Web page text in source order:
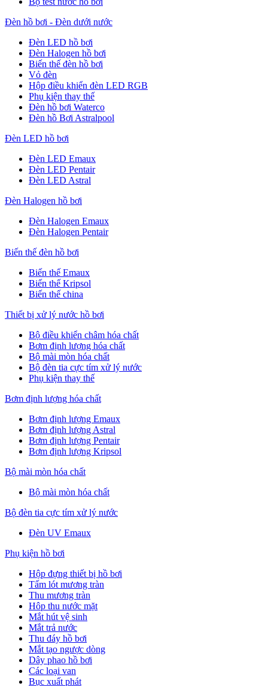
Đèn hồ bơi - Đèn dưới nước
Đèn LED hồ bơi
Đèn Halogen hồ bơi
Biến thế đèn hồ bơi
Vỏ đèn
Hộp điều khiển đèn LED RGB
Phụ kiện thay thế
Đèn hồ bơi Waterco
Đèn hồ Bơi Astralpool
Đèn LED hồ bơi
Đèn LED Emaux
Đèn LED Pentair
Đèn LED Astral
Đèn Halogen hồ bơi
Đèn Halogen Emaux
Đèn Halogen Pentair
Biến thế đèn hồ bơi
Biến thế Emaux
Biến thế Kripsol
Biến thế china
Thiết bị xử lý nước hồ bơi
Bộ điều khiển châm hóa chất
Bơm định lượng hóa chất
Bộ mài mòn hóa chất
Bộ đèn tia cực tím xử lý nước
Phụ kiện thay thế
Bơm định lượng hóa chất
Bơm định lượng Emaux
Bơm định lượng Astral
Bơm định lượng Pentair
Bơm định lượng Kripsol
Bộ mài mòn hóa chất
Bộ mài mòn hóa chất
Bộ đèn tia cực tím xử lý nước
Đèn UV Emaux
Phụ kiện hồ bơi
Hộp đựng thiết bị hồ bơi
Tấm lót mương tràn
Thu mương tràn
Hôp thu nước mặt
Mắt hút vệ sinh
Mắt trả nước
Thu đáy hồ bơi
Mắt tạo ngược dòng
Dây phao hồ bơi
Các loại van
Bục xuất phát